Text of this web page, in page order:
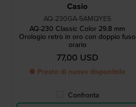
Casio
AQ-230GA-5AMQYES
AQ-230 Classic Color 29.8 mm
Orologio retrò in oro con doppio fuso
orario
77,00 USD
● Presto di nuovo disponibile
Confronta